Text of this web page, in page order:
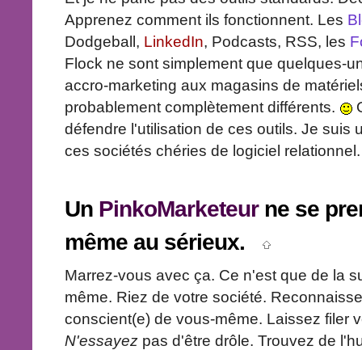
Apprenez comment ils fonctionnent. Les
Dodgeball, LinkedIn, Podcasts, RSS, les
Flock ne sont simplement que quelques-
accro-marketing aux magasins de
probablement complètement différents.
défendre l'utilisation de ces outils. Je suis
ces sociétés chéries de logiciel relationnel.
Un PinkoMarketeurne se
même au sérieux.
Marrez-vous avec ça. Ce n'est que de la
même. Riez de votre société.
conscient(e) de vous-même. Laissez filer
N'essayez pas d'être drôle. Trouvez de